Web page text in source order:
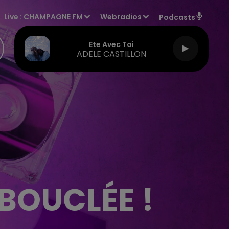
Live : CHAMPAGNE FM Webradios Podcasts
Ete Avec Toi
ADELE CASTILLON
!